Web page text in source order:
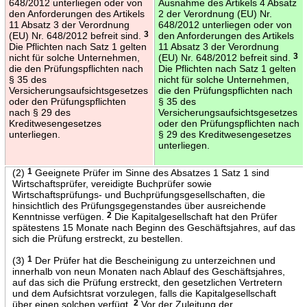
648/2012 unterliegen oder von
den Anforderungen des Artikels
11 Absatz 3 der Verordnung
(EU) Nr. 648/2012 befreit sind.
3
Die Pflichten nach Satz 1 gelten
nicht für solche Unternehmen,
die den Prüfungspflichten nach
§ 35 des
Versicherungsaufsichtsgesetzes
oder den Prüfungspflichten
nach § 29 des
Kreditwesengesetzes
unterliegen.
Ausnahme des Artikels 4 Absatz
2 der Verordnung (EU) Nr.
648/2012 unterliegen oder von
den Anforderungen des Artikels
11 Absatz 3 der Verordnung
(EU) Nr. 648/2012 befreit sind.
3
Die Pflichten nach Satz 1 gelten
nicht für solche Unternehmen,
die den Prüfungspflichten nach
§ 35 des
Versicherungsaufsichtsgesetzes
oder den Prüfungspflichten nach
§ 29 des Kreditwesengesetzes
unterliegen.
(2) 1Geeignete Prüfer im Sinne des Absatzes 1 Satz 1 sind
Wirtschaftsprüfer, vereidigte Buchprüfer sowie
Wirtschaftsprüfungs- und Buchprüfungsgesellschaften, die
hinsichtlich des Prüfungsgegenstandes über ausreichende
Kenntnisse verfügen.
2Die Kapitalgesellschaft hat den Prüfer
spätestens 15 Monate nach Beginn des Geschäftsjahres, auf das
sich die Prüfung erstreckt, zu bestellen.
(3) 1Der Prüfer hat die Bescheinigung zu unterzeichnen und
innerhalb von neun Monaten nach Ablauf des Geschäftsjahres,
auf das sich die Prüfung erstreckt, den gesetzlichen Vertretern
und dem Aufsichtsrat vorzulegen, falls die Kapitalgesellschaft
über einen solchen verfügt.
2Vor der Zuleitung der